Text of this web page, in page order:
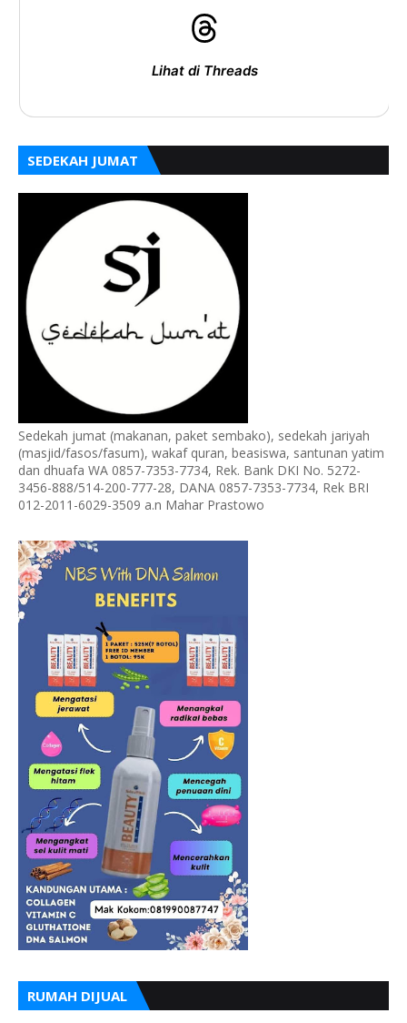
Lihat di Threads
SEDEKAH JUMAT
Sedekah jumat (makanan, paket sembako), sedekah jariyah
(masjid/fasos/fasum), wakaf quran, beasiswa, santunan yatim
dan dhuafa WA 0857-7353-7734, Rek. Bank DKI No. 5272-
3456-888/514-200-777-28, DANA 0857-7353-7734, Rek BRI
012-2011-6029-3509 a.n Mahar Prastowo
RUMAH DIJUAL